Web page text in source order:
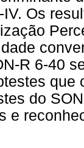
Os
R 6-40
que
do
e